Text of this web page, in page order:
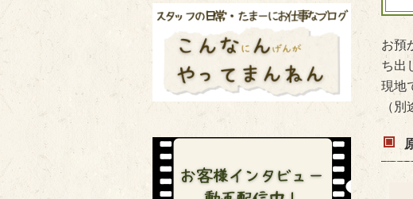
お預
ち出
現地
（